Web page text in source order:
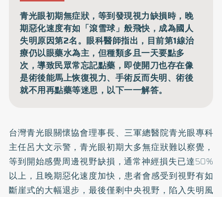
青光眼初期無症狀，等到發現視力缺損時，晚
期惡化速度有如「滾雪球」般飛快，成為國人
失明原因第2名。眼科醫師指出，目前第1線治
療仍以眼藥水為主，但種類多且一天要點多
次，導致民眾常忘記點藥，即使開刀也存在像
是術後能馬上恢復視力、手術反而失明、術後
就不用再點藥等迷思，以下一一解答。
台灣青光眼關懷協會理事長、三軍總醫院青光眼專科
主任呂大文示警，青光眼初期大多無症狀難以察覺，
等到開始感覺周邊視野缺損，通常神經損失已達50%
以上，且晚期惡化速度加快，患者會感受到視野有如
斷崖式的大幅退步，最後僅剩中央視野，陷入失明風